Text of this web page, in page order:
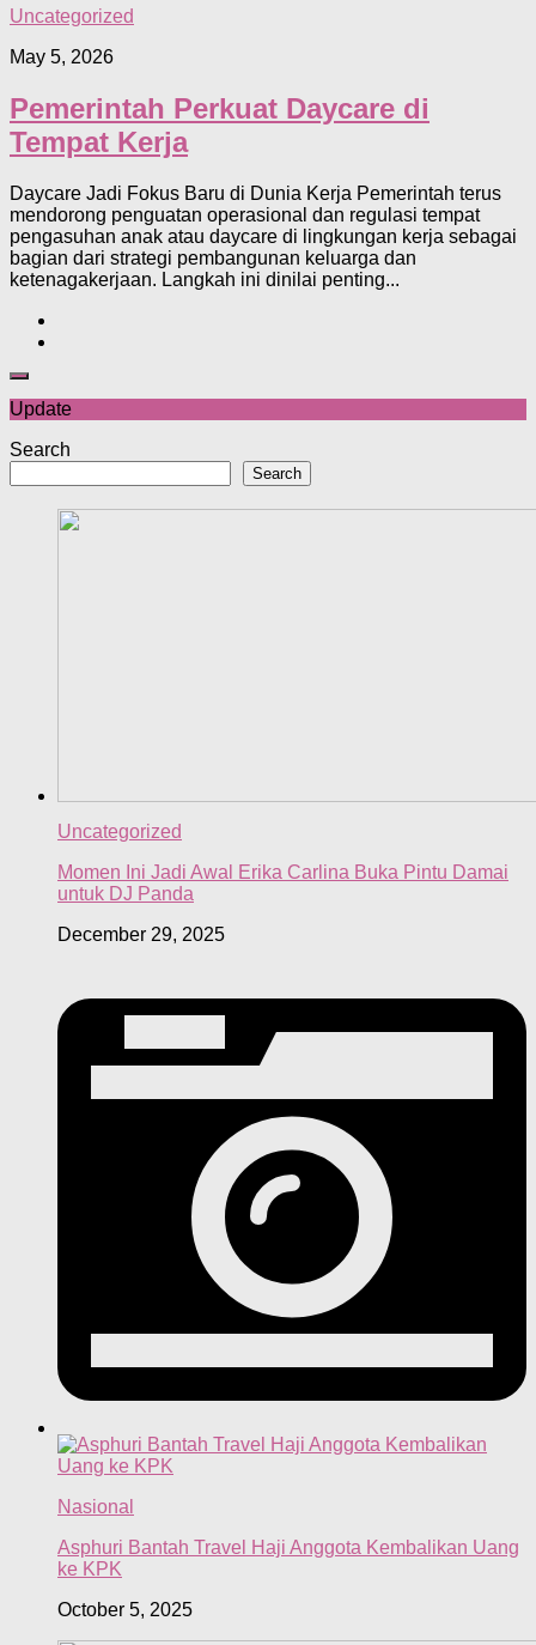
Uncategorized
May 5, 2026
Pemerintah Perkuat Daycare di
Tempat Kerja
Daycare Jadi Fokus Baru di Dunia Kerja Pemerintah terus
mendorong penguatan operasional dan regulasi tempat
pengasuhan anak atau daycare di lingkungan kerja sebagai
bagian dari strategi pembangunan keluarga dan
ketenagakerjaan. Langkah ini dinilai penting...
Update
Search
Search
Uncategorized
Momen Ini Jadi Awal Erika Carlina Buka Pintu Damai
untuk DJ Panda
December 29, 2025
Nasional
Asphuri Bantah Travel Haji Anggota Kembalikan Uang
ke KPK
October 5, 2025